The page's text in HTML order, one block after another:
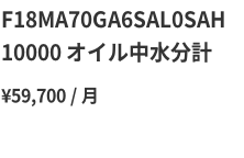
60％（割引率 40％）
55％（割引率45％）
50％（割引率50％）
F18MA70GA6SAL0SAH
10000 オイル中水分計
¥59,700 / 月